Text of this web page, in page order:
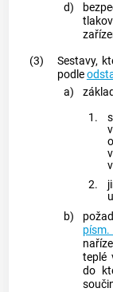
d)
(3)
Sestavy,
podle
a)
1.
2.
b)
teplé
do